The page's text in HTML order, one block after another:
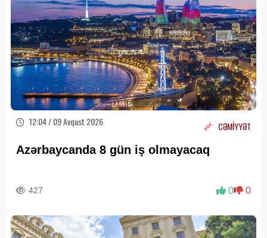
12:04 / 09 Avqust 2026 CƏMİYYƏT
Azərbaycanda 8 gün iş olmayacaq
427 0 0